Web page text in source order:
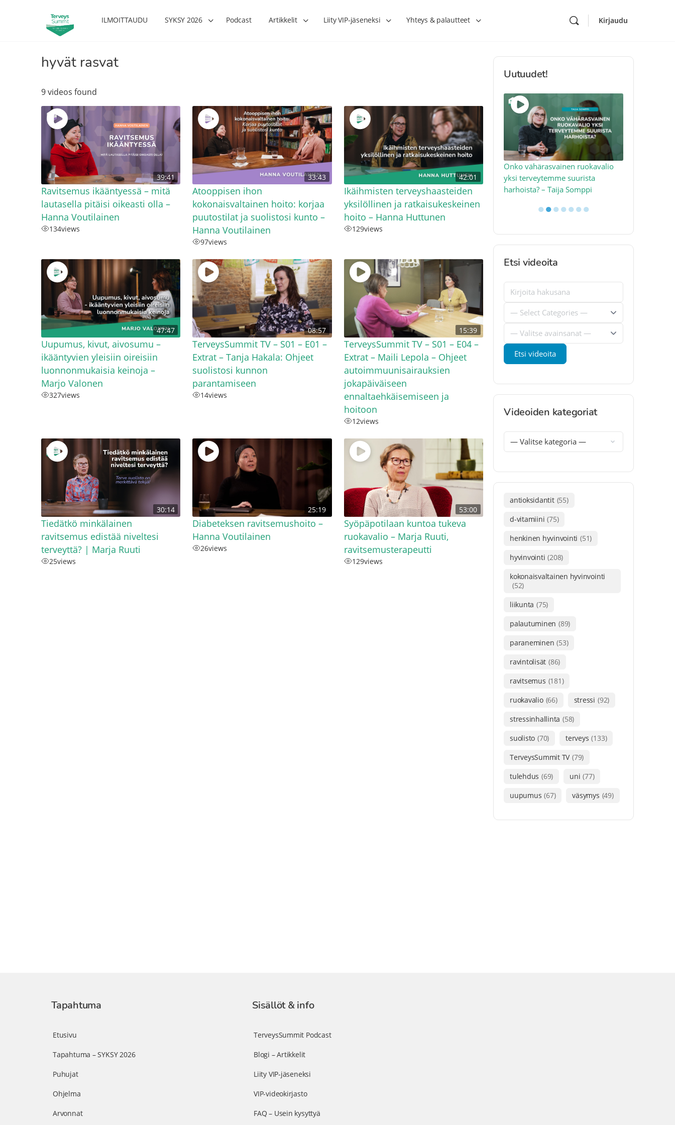
ILMOITTAUDU SYKSY 2026 Podcast Artikkelit Liity VIP-jäseneksi Yhteys & palautteet Kirjaudu
hyvät rasvat
9 videos found
39:41
Ravitsemus ikääntyessä – mitä
lautasella pitäisi oikeasti olla –
Hanna Voutilainen
134views
33:43
Atooppisen ihon
kokonaisvaltainen hoito: korjaa
puutostilat ja suolistosi kunto –
Hanna Voutilainen
97views
42:01
Ikäihmisten terveyshaasteiden
yksilöllinen ja ratkaisukeskeinen
hoito – Hanna Huttunen
129views
47:47
Uupumus, kivut, aivosumu –
ikääntyvien yleisiin oireisiin
luonnonmukaisia keinoja –
Marjo Valonen
327views
08:57
TerveysSummit TV – S01 – E01 –
Extrat – Tanja Hakala: Ohjeet
suolistosi kunnon
parantamiseen
14views
15:39
TerveysSummit TV – S01 – E04 –
Extrat – Maili Lepola – Ohjeet
autoimmuunisairauksien
jokapäiväiseen
ennaltaehkäisemiseen ja
hoitoon
12views
30:14
Tiedätkö minkälainen
ravitsemus edistää niveltesi
terveyttä? | Marja Ruuti
25views
25:19
Diabeteksen ravitsemushoito –
Hanna Voutilainen
26views
53:00
Syöpäpotilaan kuntoa tukeva
ruokavalio – Marja Ruuti,
ravitsemusterapeutti
129views
Uutuudet!
Lihasharjoittelu on naisen tärkein
hormonihoito – Kaisa Jaakkola
Verisuonet priimakuntoon – näin
tuet verenkiertoa ruuan voimalla –
Hanna Voutilainen
Onko vähärasvainen ruokavalio
yksi terveytemme suurista
harhoista? – Taija Somppi
●●●●●●●
Etsi videoita
Videoiden kategoriat
antioksidantit (55)
d-vitamiini (75)
henkinen hyvinvointi (51)
hyvinvointi (208)
kokonaisvaltainen hyvinvointi
(52)
liikunta (75)
palautuminen (89)
paraneminen (53)
ravintolisät (86)
ravitsemus (181)
ruokavalio (66) stressi (92)
stressinhallinta (58)
suolisto (70) terveys (133)
TerveysSummit TV (79)
tulehdus (69) uni (77)
uupumus (67) väsymys (49)
Tapahtuma
Etusivu
Tapahtuma – SYKSY 2026
Puhujat
Ohjelma
Arvonnat
Sisällöt & info
TerveysSummit Podcast
Blogi – Artikkelit
Liity VIP-jäseneksi
VIP-videokirjasto
FAQ – Usein kysyttyä